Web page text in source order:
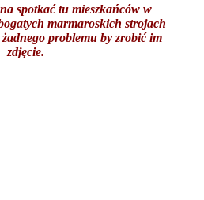
spotkać tu mieszkańców w
marmaroskich strojach
problemu by zrobić im
zdjęcie.